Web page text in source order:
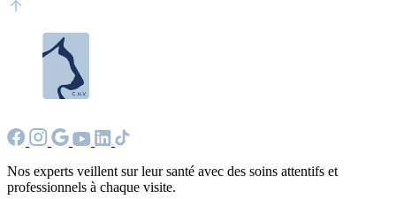
Nos experts veillent sur leur santé avec des soins attentifs et
professionnels à chaque visite.